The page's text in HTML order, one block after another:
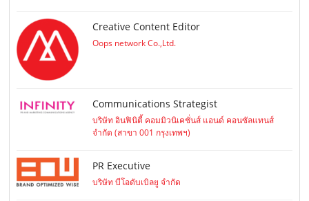
Creative Content Editor
Oops network Co.,Ltd.
Communications Strategist
บริษัท อินฟินิตี้ คอมมิวนิเคชั่นส์ แอนด์ คอนซัลแทนส์
จำกัด (สาขา 001 กรุงเทพฯ)
PR Executive
บริษัท บีโอดับเบิลยู จำกัด